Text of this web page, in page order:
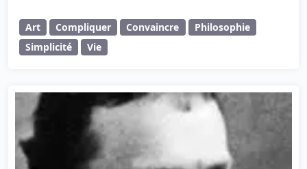
Art Compliquer Convaincre
Philosophie
Simplicité
Vie